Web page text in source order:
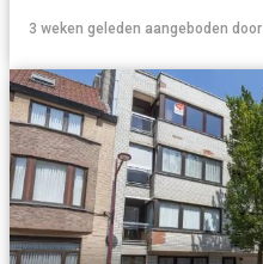
3 weken geleden aangeboden door